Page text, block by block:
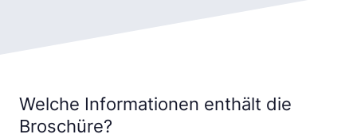
Welche Informationen enthält die
Broschüre?